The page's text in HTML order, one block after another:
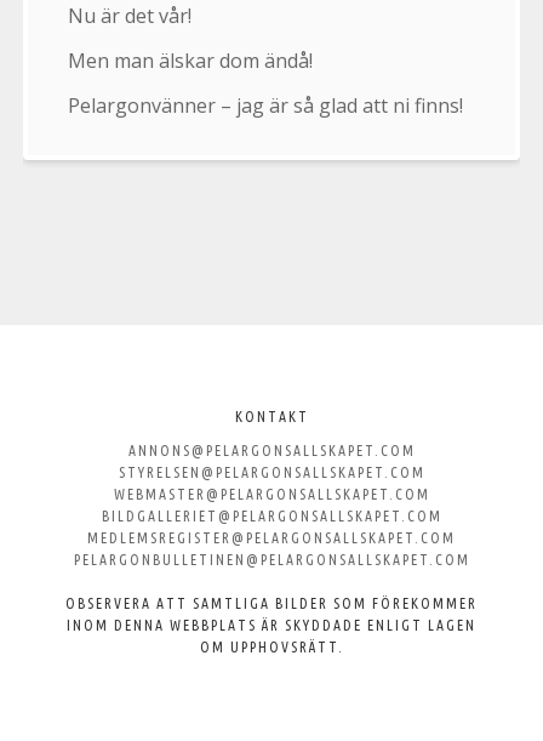
Nu är det vår!
Men man älskar dom ändå!
Pelargonvänner – jag är så glad att ni finns!
Svenska
Pelargonsällskapet
KONTAKT
ANNONS@PELARGONSALLSKAPET.COM
STYRELSEN@PELARGONSALLSKAPET.COM
WEBMASTER@PELARGONSALLSKAPET.COM
BILDGALLERIET@PELARGONSALLSKAPET.COM
MEDLEMSREGISTER@PELARGONSALLSKAPET.COM
PELARGONBULLETINEN@PELARGONSALLSKAPET.COM
OBSERVERA ATT SAMTLIGA BILDER SOM FÖREKOMMER
INOM DENNA WEBBPLATS ÄR SKYDDADE ENLIGT LAGEN
OM UPPHOVSRÄTT.